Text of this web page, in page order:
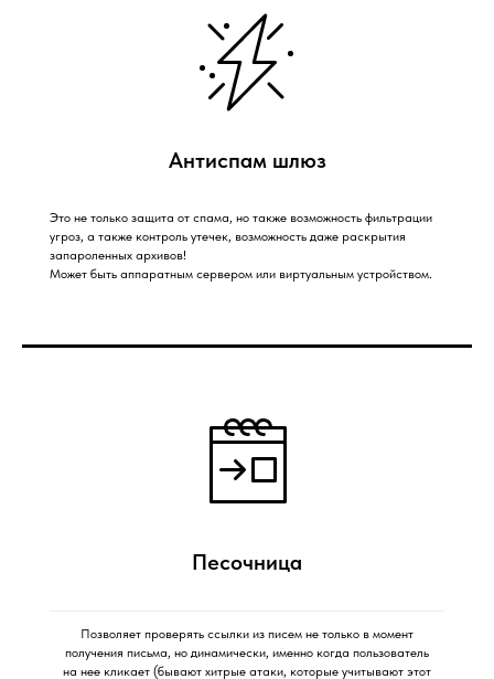
Антиспам шлюз
Это не только защита от спама, но также возможность фильтрации
угроз, а также контроль утечек, возможность даже раскрытия
запароленных архивов!
Может быть аппаратным сервером или виртуальным устройством.
Песочница
Позволяет проверять ссылки из писем не только в момент
получения письма, но динамически, именно когда пользователь
на нее кликает (бывают хитрые атаки, которые учитывают этот